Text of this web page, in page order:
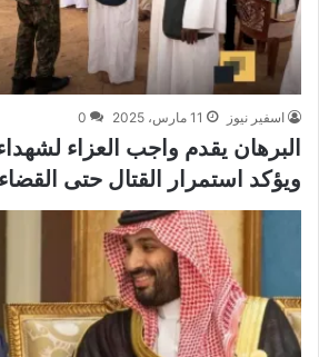
اسفير نيوز 11 مارس، 2025 0
البرهان يقدم واجب العزاء
ويؤكد استمرار القتال حتى